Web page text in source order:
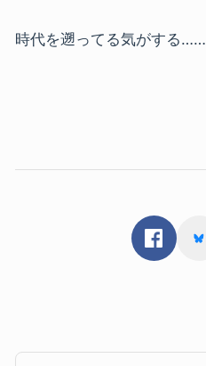
時代を遡ってる気がする……